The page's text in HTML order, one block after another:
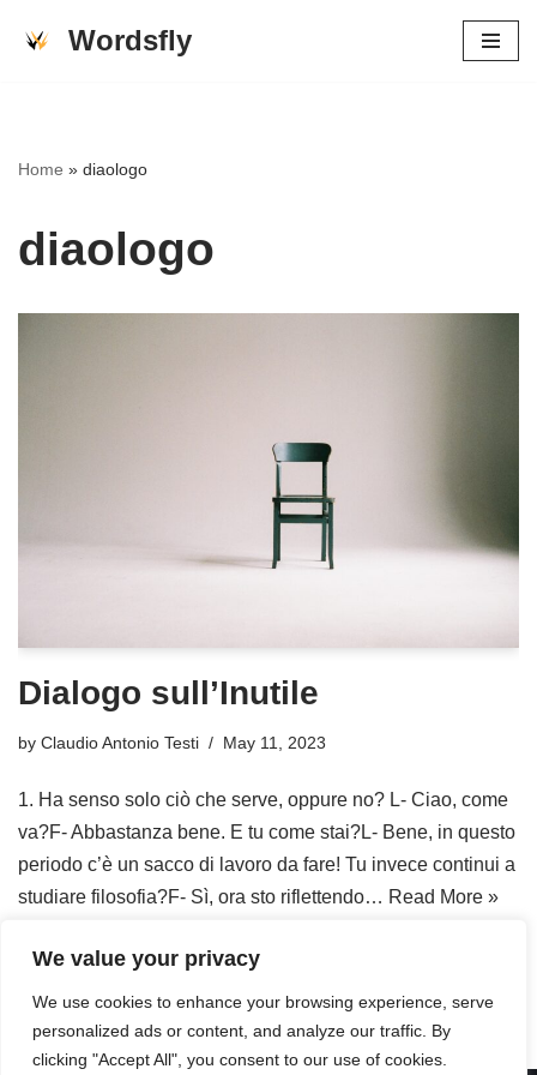
We value your privacy
We use cookies to enhance your browsing experience, serve
personalized ads or content, and analyze our traffic. By
clicking "Accept All", you consent to our use of cookies.
Wordsfly
Home » diaologo
diaologo
Dialogo sull’Inutile
by Claudio Antonio Testi May 11, 2023
1. Ha senso solo ciò che serve, oppure no? L- Ciao, come
va?F- Abbastanza bene. E tu come stai?L- Bene, in questo
periodo c’è un sacco di lavoro da fare! Tu invece continui a
studiare filosofia?F- Sì, ora sto riflettendo… Read More »